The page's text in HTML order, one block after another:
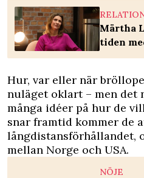
Märtha
tiden
Hur, var eller när
nuläget oklart – men det
många idéer på hur de
snar framtid kommer de
långdistansförhållandet,
mellan Norge och USA.
NÖJE